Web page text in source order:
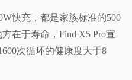
快充，都是家族标准的500
在于寿命，Find X5 Pro宣
次循环的健康度大于8